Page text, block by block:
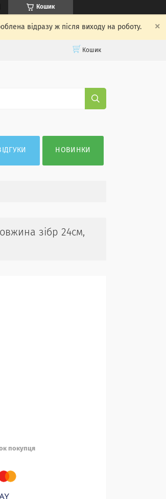
Кошик
відразу ж після виходу на роботу.
Кошик
НОВИНКИ
зібр 24см,
покупця